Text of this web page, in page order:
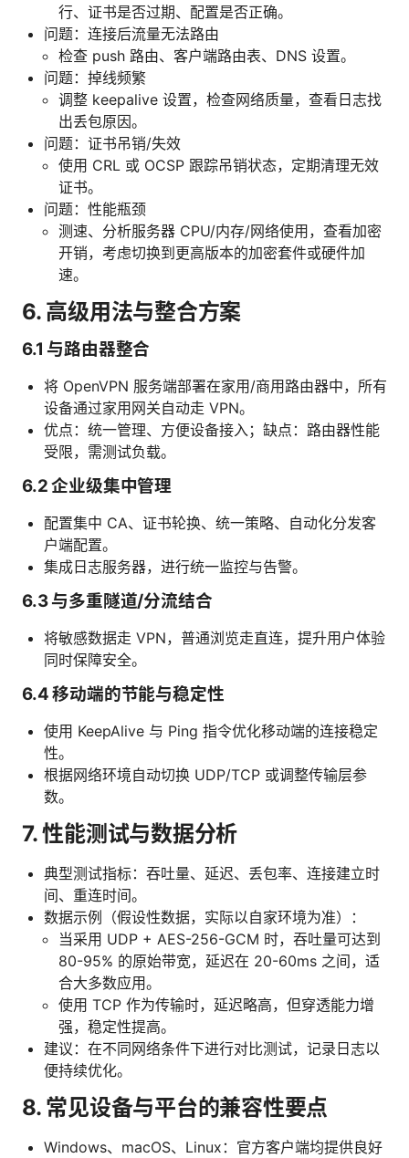
行、证书是否过期、配置是否正确。
问题：连接后流量无法路由
检查 push 路由、客户端路由表、DNS 设置。
问题：掉线频繁
调整 keepalive 设置，检查网络质量，查看日志找
出丢包原因。
问题：证书吊销/失效
使用 CRL 或 OCSP 跟踪吊销状态，定期清理无效
证书。
问题：性能瓶颈
测速、分析服务器 CPU/内存/网络使用，查看加密
开销，考虑切换到更高版本的加密套件或硬件加
速。
6. 高级用法与整合方案
6.1 与路由器整合
将 OpenVPN 服务端部署在家用/商用路由器中，所有
设备通过家用网关自动走 VPN。
优点：统一管理、方便设备接入；缺点：路由器性能
受限，需测试负载。
6.2 企业级集中管理
配置集中 CA、证书轮换、统一策略、自动化分发客
户端配置。
集成日志服务器，进行统一监控与告警。
6.3 与多重隧道/分流结合
将敏感数据走 VPN，普通浏览走直连，提升用户体验
同时保障安全。
6.4 移动端的节能与稳定性
使用 KeepAlive 与 Ping 指令优化移动端的连接稳定
性。
根据网络环境自动切换 UDP/TCP 或调整传输层参
数。
7. 性能测试与数据分析
典型测试指标：吞吐量、延迟、丢包率、连接建立时
间、重连时间。
数据示例（假设性数据，实际以自家环境为准）：
当采用 UDP + AES-256-GCM 时，吞吐量可达到
80-95% 的原始带宽，延迟在 20-60ms 之间，适
合大多数应用。
使用 TCP 作为传输时，延迟略高，但穿透能力增
强，稳定性提高。
建议：在不同网络条件下进行对比测试，记录日志以
便持续优化。
8. 常见设备与平台的兼容性要点
Windows、macOS、Linux：官方客户端均提供良好